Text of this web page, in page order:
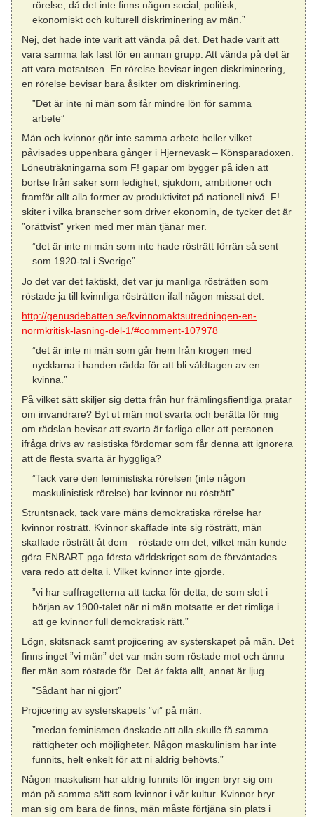
rörelse, då det inte finns någon social, politisk,
ekonomiskt och kulturell diskriminering av män.”
Nej, det hade inte varit att vända på det. Det hade varit att
vara samma fak fast för en annan grupp. Att vända på det är
att vara motsatsen. En rörelse bevisar ingen diskriminering,
en rörelse bevisar bara åsikter om diskriminering.
”Det är inte ni män som får mindre lön för samma
arbete”
Män och kvinnor gör inte samma arbete heller vilket
påvisades uppenbara gånger i Hjernevask – Könsparadoxen.
Löneuträkningarna som F! gapar om bygger på iden att
bortse från saker som ledighet, sjukdom, ambitioner och
framför allt alla former av produktivitet på nationell nivå. F!
skiter i vilka branscher som driver ekonomin, de tycker det är
”orättvist” yrken med mer män tjänar mer.
”det är inte ni män som inte hade rösträtt förrän så sent
som 1920-tal i Sverige”
Jo det var det faktiskt, det var ju manliga rösträtten som
röstade ja till kvinnliga rösträtten ifall någon missat det.
http://genusdebatten.se/kvinnomaktsutredningen-en-
normkritisk-lasning-del-1/#comment-107978
”det är inte ni män som går hem från krogen med
nycklarna i handen rädda för att bli våldtagen av en
kvinna.”
På vilket sätt skiljer sig detta från hur främlingsfientliga pratar
om invandrare? Byt ut män mot svarta och berätta för mig
om rädslan bevisar att svarta är farliga eller att personen
ifråga drivs av rasistiska fördomar som får denna att ignorera
att de flesta svarta är hyggliga?
”Tack vare den feministiska rörelsen (inte någon
maskulinistisk rörelse) har kvinnor nu rösträtt”
Struntsnack, tack vare mäns demokratiska rörelse har
kvinnor rösträtt. Kvinnor skaffade inte sig rösträtt, män
skaffade rösträtt åt dem – röstade om det, vilket män kunde
göra ENBART pga första världskriget som de förväntades
vara redo att delta i. Vilket kvinnor inte gjorde.
”vi har suffragetterna att tacka för detta, de som slet i
början av 1900-talet när ni män motsatte er det rimliga i
att ge kvinnor full demokratisk rätt.”
Lögn, skitsnack samt projicering av systerskapet på män. Det
finns inget ”vi män” det var män som röstade mot och ännu
fler män som röstade för. Det är fakta allt, annat är ljug.
”Sådant har ni gjort”
Projicering av systerskapets ”vi” på män.
”medan feminismen önskade att alla skulle få samma
rättigheter och möjligheter. Någon maskulinism har inte
funnits, helt enkelt för att ni aldrig behövts.”
Någon maskulism har aldrig funnits för ingen bryr sig om
män på samma sätt som kvinnor i vår kultur. Kvinnor bryr
man sig om bara de finns, män måste förtjäna sin plats i